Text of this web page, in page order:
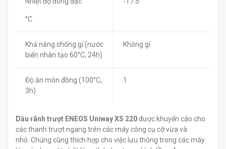
°C
Khả năng chống gỉ (nước
biển nhân tạo 60°C, 24h)
Không gỉ
Độ ăn mòn đồng (100°C,
3h)
1
Dầu rãnh trượt ENEOS Uniway XS 220được khuyến cáo cho
các thanh trượt ngang trên các máy công cụ cỡ vừa và
nhỏ. Chúng cũng thích hợp cho việc lưu thông trong các máy